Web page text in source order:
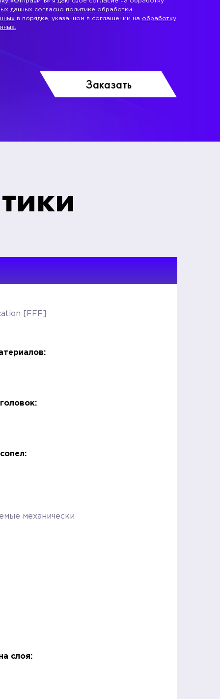
данных согласно политике обработки
в порядке, указанном в соглашении на обработку
[FFF]
механически
слоя: